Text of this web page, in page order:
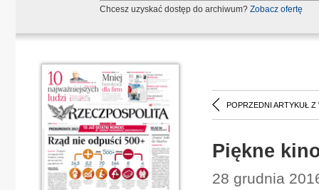
Chcesz uzyskać dostęp do archiwum? Zobacz ofertę
POPRZEDNI ARTYKUŁ Z
Piękne
28 grudnia